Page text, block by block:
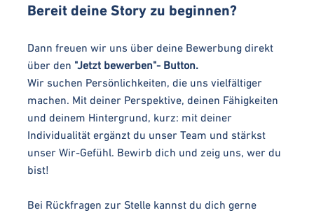
Bereit deine Story zu beginnen?
Dann freuen wir uns über deine Bewerbung direkt
über den "Jetzt bewerben"- Button.
Wir suchen Persönlichkeiten, die uns vielfältiger
machen. Mit deiner Perspektive, deinen Fähigkeiten
und deinem Hintergrund, kurz: mit deiner
Individualität ergänzt du unser Team und stärkst
unser Wir-Gefühl. Bewirb dich und zeig uns, wer du
bist!
Bei Rückfragen zur Stelle kannst du dich gerne